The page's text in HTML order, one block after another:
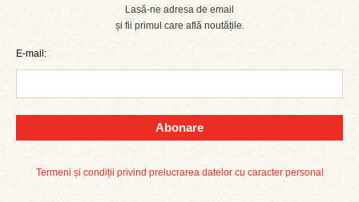
Lasă-ne adresa de email
și fii primul care află noutățile.
E-mail:
Abonare
Termeni și condiții privind prelucrarea datelor cu caracter personal